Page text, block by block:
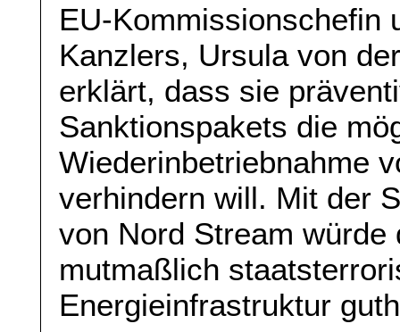
EU-Kommissionschefin
Kanzlers, Ursula von
erklärt, dass sie
Sanktionspakets die
Wiederinbetriebnahme
verhindern will. Mit der
von Nord Stream würde
mutmaßlich
Energieinfrastruktur